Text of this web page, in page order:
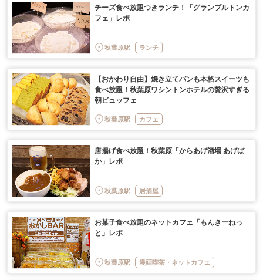
チーズ食べ放題つきランチ！「グランブルトンカ
フェ」レポ
秋葉原駅 ランチ
【おかわり自由】焼き立てパンも本格スイーツも
食べ放題！秋葉原ワシントンホテルの贅沢すぎる
朝ビュッフェ
秋葉原駅 カフェ
唐揚げ食べ放題！秋葉原「からあげ酒場 あげば
か」レポ
秋葉原駅 居酒屋
お菓子食べ放題のネットカフェ「もんきーねっ
と」レポ
秋葉原駅 漫画喫茶・ネットカフェ